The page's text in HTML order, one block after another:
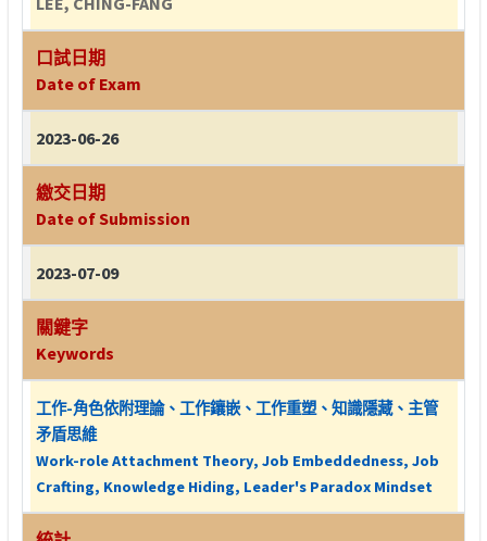
口試日期
Date of Exam
2023-06-26
繳交日期
Date of Submission
2023-07-09
關鍵字
Keywords
工作-角色依附理論、工作鑲嵌、工作重塑、知識隱藏、主管
矛盾思維
Work-role Attachment Theory, Job Embeddedness, Job
Crafting, Knowledge Hiding, Leader's Paradox Mindset